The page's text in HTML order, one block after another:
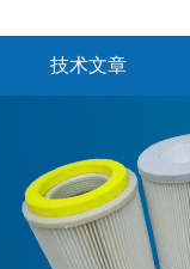
技术文章